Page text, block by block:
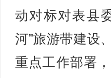
动对标对表县
河”旅游带建设
重点工作部署